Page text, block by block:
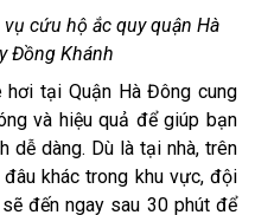
cứu hộ ắc quy quận Hà
Đồng Khánh
tại Quận Hà Đông cung
và hiệu quả để giúp bạn
dễ dàng. Dù là tại nhà, trên
khác trong khu vực, đội
đến ngay sau 30 phút để